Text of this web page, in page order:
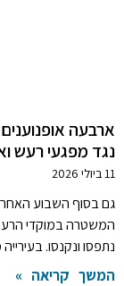
ארבעה
נגד מפגעי רעש
11 ביולי 2026
גם בסוף השבוע האחרון
המשטרה במוקדי
נתפסו ונקנסו.
המשך קריאה »